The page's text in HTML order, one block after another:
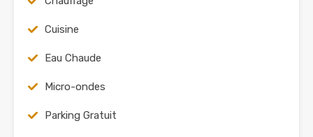
Cuisine
Eau Chaude
Micro-ondes
Parking Gratuit